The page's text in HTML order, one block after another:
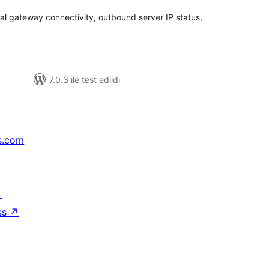
gateway connectivity, outbound server IP status,
7.0.3 ile test edildi
↗